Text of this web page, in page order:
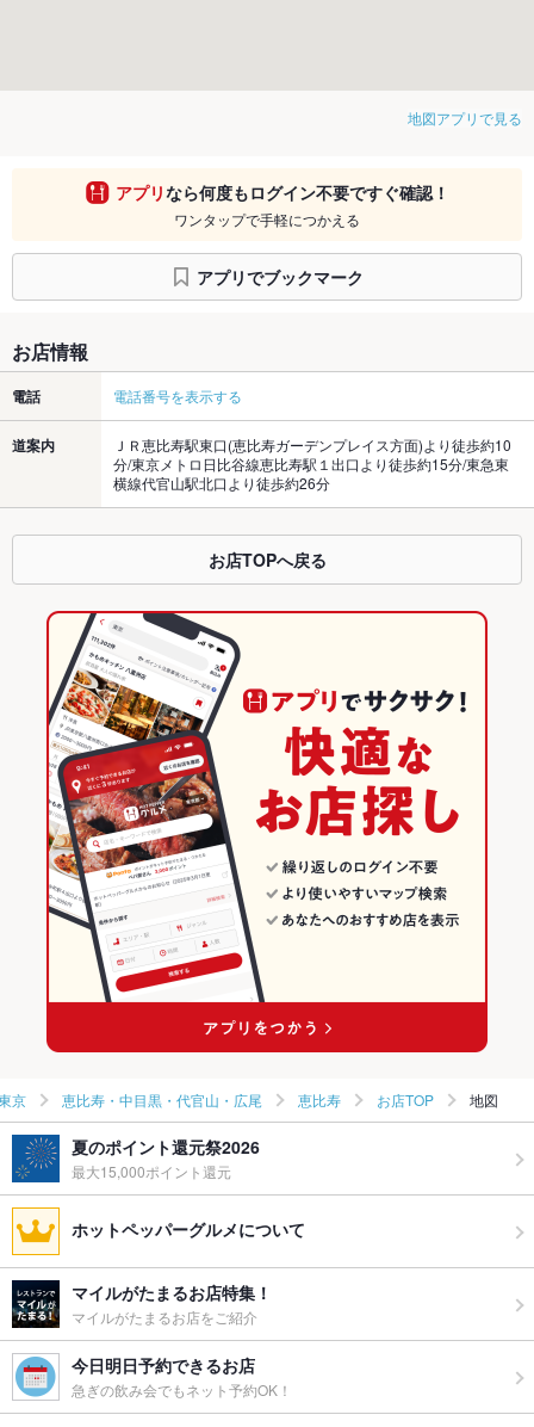
地図アプリで見る
アプリなら何度もログイン不要ですぐ確認！
ワンタップで手軽につかえる
アプリでブックマーク
お店情報
電話 電話番号を表示する
道案内
ＪＲ恵比寿駅東口(恵比寿ガーデンプレイス方面)より徒歩約10
分/東京メトロ日比谷線恵比寿駅１出口より徒歩約15分/東急東
横線代官山駅北口より徒歩約26分
お店TOPへ戻る
京 恵比寿・中目黒・代官山・広尾 恵比寿 お店TOP 地図
夏のポイント還元祭2026
最大15,000ポイント還元
ホットペッパーグルメについて
マイルがたまるお店特集！
マイルがたまるお店をご紹介
今日明日予約できるお店
急ぎの飲み会でもネット予約OK！